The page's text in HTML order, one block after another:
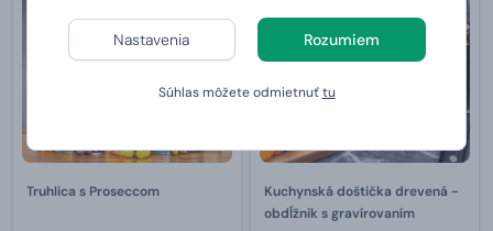
Nastavenia Rozumiem
Súhlas môžete odmietnuťtu
Truhlica s Proseccom
Kuchynská doštička drevená -
obdĺžnik s gravírovaním